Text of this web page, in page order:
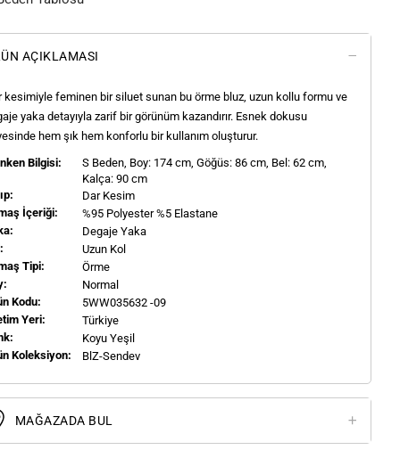
AÇIKLAMASI
kesimiyle feminen bir siluet sunan bu örme bluz, uzun kollu formu ve
yaka detayıyla zarif bir görünüm kazandırır. Esnek dokusu
hem şık hem konforlu bir kullanım oluşturur.
Bilgisi:
S Beden, Boy: 174 cm, Göğüs: 86 cm, Bel: 62 cm,
Kalça: 90 cm
Dar Kesim
İçeriği:
%95 Polyester %5 Elastane
Degaje Yaka
Uzun Kol
Tipi:
Örme
Normal
Kodu:
5WW035632 -09
Yeri:
Türkiye
Koyu Yeşil
Koleksiyon:
BlZ-Sendev
MAĞAZADA BUL